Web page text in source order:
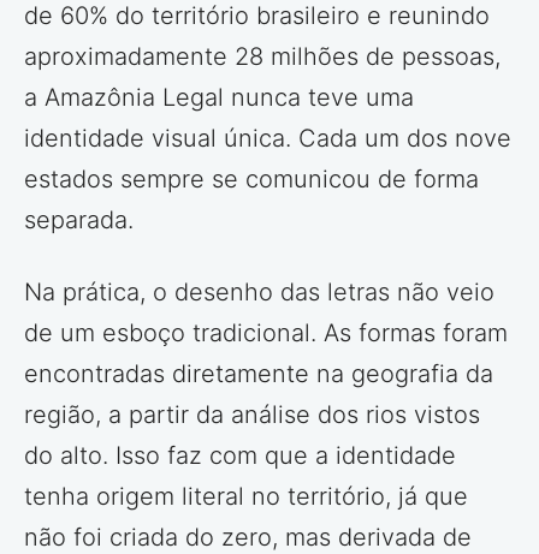
de 60% do território brasileiro e reunindo
aproximadamente 28 milhões de pessoas,
a Amazônia Legal nunca teve uma
identidade visual única. Cada um dos nove
estados sempre se comunicou de forma
separada.
Na prática, o desenho das letras não veio
de um esboço tradicional. As formas foram
encontradas diretamente na geografia da
região, a partir da análise dos rios vistos
do alto. Isso faz com que a identidade
tenha origem literal no território, já que
não foi criada do zero, mas derivada de